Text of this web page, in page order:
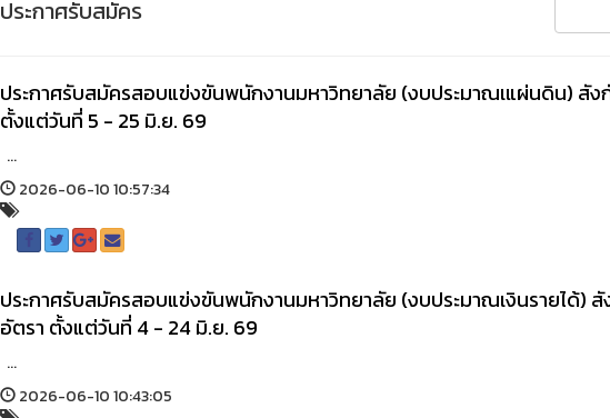
ประกาศรับสมัคร
ประกาศรับสมัครสอบแข่งขันพนักงานมหาวิทยาลัย (งบประมาณเแผ่นดิน) สัง
ตั้งแต่วันที่ 5 - 25 มิ.ย. 69
...
2026-06-10 10:57:34
ประกาศรับสมัครสอบแข่งขันพนักงานมหาวิทยาลัย (งบประมาณเงินรายได้)
อัตรา ตั้งแต่วันที่ 4 - 24 มิ.ย. 69
...
2026-06-10 10:43:05